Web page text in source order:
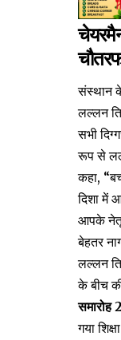
संस्थान
लल्लन
सभी
रूप से
कहा,
दिशा में
आपके
बेहतर
लल्लन
के बीच
समारोह
गया